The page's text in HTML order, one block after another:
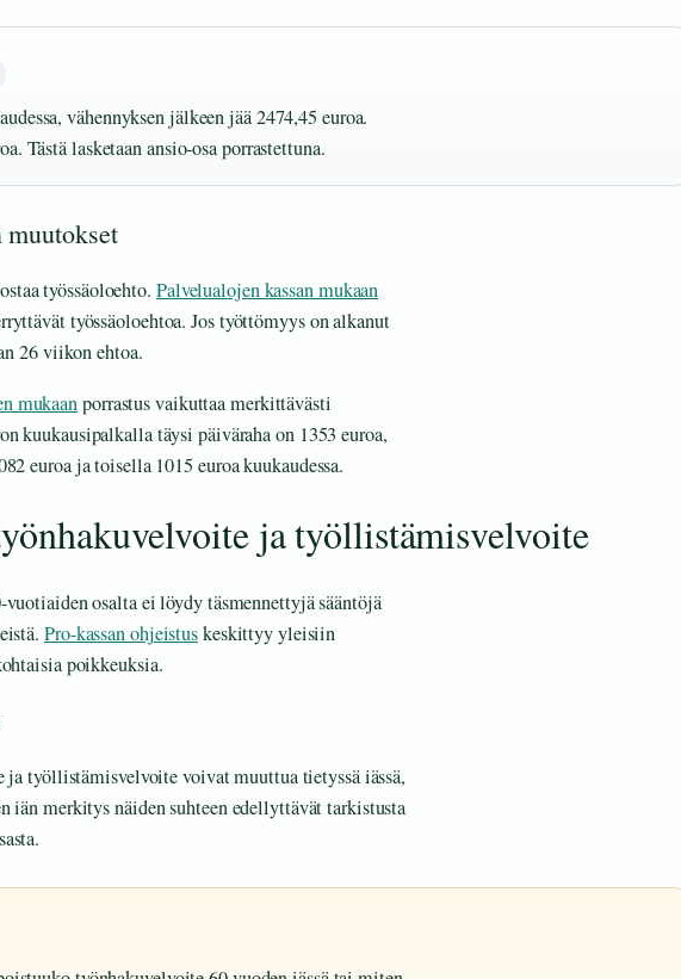
vähennyksen jälkeen jää 2474,45 euroa.
Tästä lasketaan ansio-osa porrastettuna.
muutokset
työssäoloehto. Palvelualojen kassan mukaan
työssäoloehtoa. Jos työttömyys on alkanut
26 viikon ehtoa.
mukaanporrastus vaikuttaa merkittävästi
kuukausipalkalla täysi päiväraha on 1353 euroa,
euroa ja toisella 1015 euroa kuukaudessa.
ja työllistämisvelvoite
osalta ei löydy täsmennettyjä sääntöjä
Pro-kassan ohjeistuskeskittyy yleisiin
poikkeuksia.
työllistämisvelvoite voivat muuttua tietyssä iässä,
iän merkitys näiden suhteen edellyttävät tarkistusta